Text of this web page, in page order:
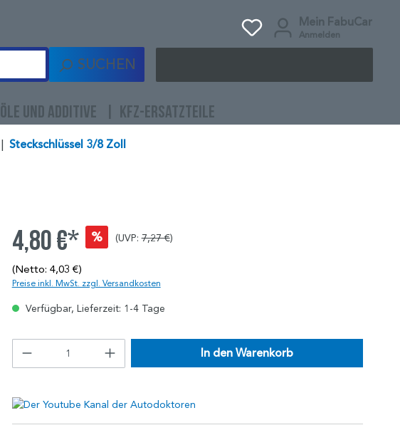
Mein FabuCar
Anmelden
SUCHEN
ÖLE UND ADDITIVE KFZ-ERSATZTEILE
Steckschlüssel 3/8 Zoll
4,80 €* % (UVP:7,27 €)
(Netto: 4,03 €)
Preise inkl. MwSt. zzgl. Versandkosten
Verfügbar, Lieferzeit: 1-4 Tage
In den Warenkorb